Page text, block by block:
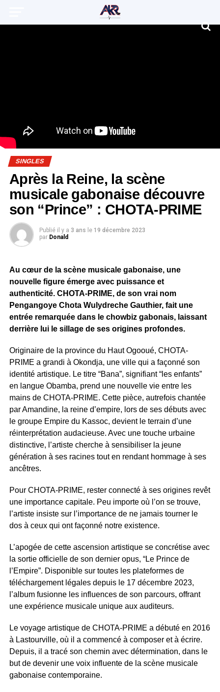
SINGLES
Après la Reine, la scène
musicale gabonaise découvre
son “Prince” : CHOTA-PRIME
Publié il y a 3 ans le 19 décembre 2023
par Donald
Au cœur de la scène musicale gabonaise, une
nouvelle figure émerge avec puissance et
authenticité. CHOTA-PRIME, de son vrai nom
Pengangoye Chota Wulydreche Gauthier, fait une
entrée remarquée dans le chowbiz gabonais, laissant
derrière lui le sillage de ses origines profondes.
Originaire de la province du Haut Ogooué, CHOTA-
PRIME a grandi à Okondja, une ville qui a façonné son
identité artistique. Le titre “Bana”, signifiant “les enfants”
en langue Obamba, prend une nouvelle vie entre les
mains de CHOTA-PRIME. Cette pièce, autrefois chantée
par Amandine, la reine d’empire, lors de ses débuts avec
le groupe Empire du Kassoc, devient le terrain d’une
réinterprétation audacieuse. Avec une touche urbaine
distinctive, l’artiste cherche à sensibiliser la jeune
génération à ses racines tout en rendant hommage à ses
ancêtres.
Pour CHOTA-PRIME, rester connecté à ses origines revêt
une importance capitale. Peu importe où l’on se trouve,
l’artiste insiste sur l’importance de ne jamais tourner le
dos à ceux qui ont façonné notre existence.
L’apogée de cette ascension artistique se concrétise avec
la sortie officielle de son dernier opus, “Le Prince de
l’Empire”. Disponible sur toutes les plateformes de
téléchargement légales depuis le 17 décembre 2023,
l’album fusionne les influences de son parcours, offrant
une expérience musicale unique aux auditeurs.
Le voyage artistique de CHOTA-PRIME a débuté en 2016
à Lastourville, où il a commencé à composer et à écrire.
Depuis, il a tracé son chemin avec détermination, dans le
but de devenir une voix influente de la scène musicale
gabonaise contemporaine.